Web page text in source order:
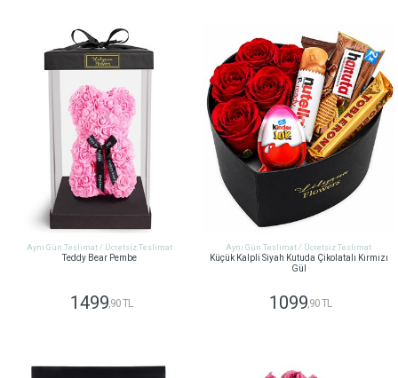
Aynı Gün Teslimat / Ücretsiz Teslimat
Teddy Bear Pembe
1499 ,90 TL
Aynı Gün Teslimat / Ücretsiz Teslimat
Küçük Kalpli Siyah Kutuda Çikolatalı Kırmızı
Gül
1099 ,90 TL